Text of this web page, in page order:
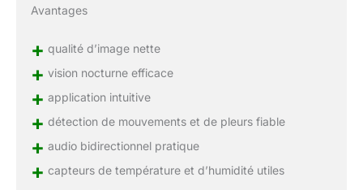
Avantages
+ qualité d’image nette
+ vision nocturne efficace
+ application intuitive
+ détection de mouvements et de pleurs fiable
+ audio bidirectionnel pratique
+ capteurs de température et d’humidité utiles